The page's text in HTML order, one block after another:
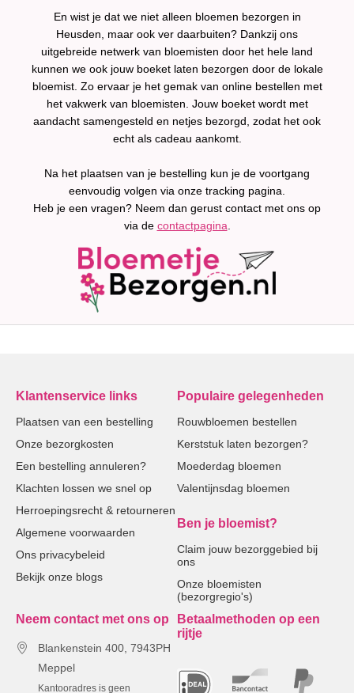
En wist je dat we niet alleen bloemen bezorgen in
Heusden, maar ook ver daarbuiten? Dankzij ons
uitgebreide netwerk van bloemisten door het hele land
kunnen we ook jouw boeket laten bezorgen door de lokale
bloemist. Zo ervaar je het gemak van online bestellen met
het vakwerk van bloemisten. Jouw boeket wordt met
aandacht samengesteld en netjes bezorgd, zodat het ook
echt als cadeau aankomt.
Na het plaatsen van je bestelling kun je de voortgang
eenvoudig volgen via onze tracking pagina.
Heb je een vragen? Neem dan gerust contact met ons op
via de contactpagina
Klantenservice links
Plaatsen van een bestelling
Onze bezorgkosten
Een bestelling annuleren?
Klachten lossen we snel op
Herroepingsrecht & retourneren
Algemene voorwaarden
Ons privacybeleid
Bekijk onze blogs
Populaire gelegenheden
Rouwbloemen bestellen
Kerststuk laten bezorgen?
Moederdag bloemen
Valentijnsdag bloemen
Ben je bloemist?
Claim jouw bezorggebied bij
ons
Onze bloemisten
(bezorgregio's)
Neem contact met ons op
Blankenstein 400, 7943PH
Meppel
Kantooradres is geen
Betaalmethoden op een
rijtje